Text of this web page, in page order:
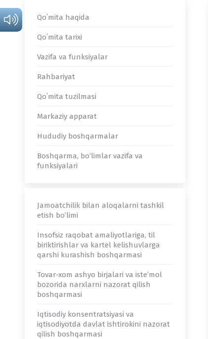
Qoʻmita haqida
Qoʻmita tarixi
Vazifa va funksiyalar
Rahbariyat
Qoʻmita tuzilmasi
Markaziy apparat
Hududiy boshqarmalar
Boshqarma, bo‘limlar vazifa va
funksiyalari
Jamoatchilik bilan aloqalarni tashkil
etish bo’limi
Insofsiz raqobat amaliyotlariga, til
biriktirishlar va kartel kelishuvlarga
qarshi kurashish boshqarmasi
Tovar-xom ashyo birjalari va iste’mol
bozorida narxlarni nazorat qilish
boshqarmasi
Iqtisodiy konsentratsiyasi va
iqtisodiyotda davlat ishtirokini nazorat
qilish boshqarmasi